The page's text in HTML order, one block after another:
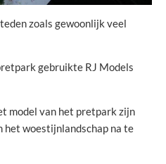
zoals gewoonlijk veel
gebruikte RJ Models
model van het pretpark zijn
het woestijnlandschap na te